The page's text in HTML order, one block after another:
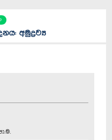
අමුද්‍රව්‍ය